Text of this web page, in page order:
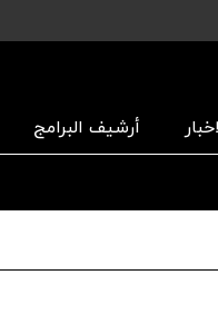
أرشیف البرامج